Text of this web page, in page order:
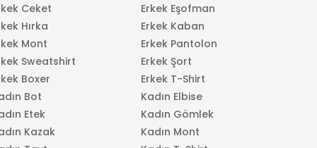
Ceket
Erkek Eşofman
Hırka
Erkek Kaban
Mont
Erkek Pantolon
Sweatshirt
Erkek Şort
Boxer
Erkek T-Shirt
Bot
Kadın Elbise
Etek
Kadın Gömlek
Kazak
Kadın Mont